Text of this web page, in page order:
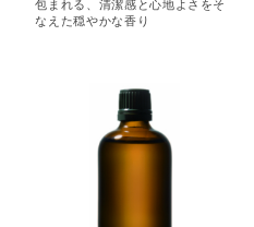
包まれる、清潔感と心地よさをそ
なえた穏やかな香り